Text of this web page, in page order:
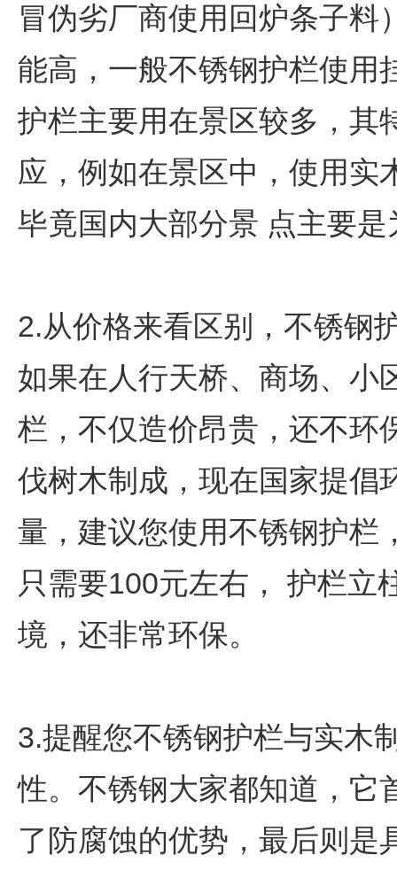
冒伪劣厂商使用回炉条子料
能高，一般不锈钢护栏使用
护栏主要用在景区较多，其
应，例如在景区中，使用实
毕竟国内大部分景 点主要
2.从价格来看区别，不锈钢
如果在人行天桥、商场、小
栏，不仅造价昂贵，还不环
伐树木制成，现在国家提倡
量，建议您使用不锈钢护栏
只需要100元左右， 护栏立
境，还非常环保。
3.提醒您不锈钢护栏与实木
性。不锈钢大家都知道，它
了防腐蚀的优势，最后则是